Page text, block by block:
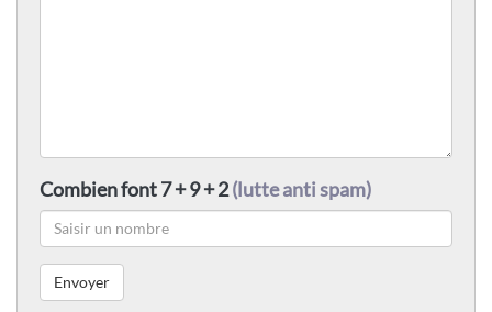
Combien font 7 + 9 + 2(lutte anti spam)